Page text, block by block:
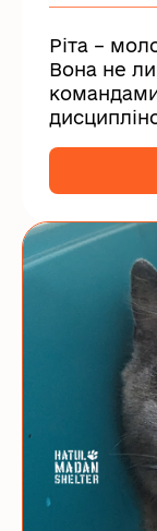
Ріта –
Вона не